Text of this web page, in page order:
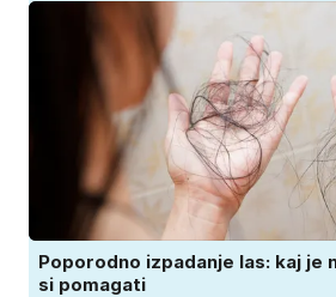
Poporodno izpadanje las: kaj je
si pomagati